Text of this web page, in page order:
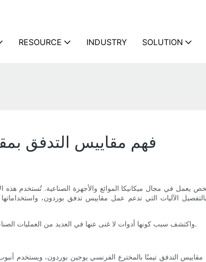
RESOURCE INDUSTRY SOLUTION
فهم مقاييس التدفق
يعمل في مجال ميكانيكا الموائع والأجهزة الصناعية. تُستخدم
الآليات التي تدعم عمل مقاييس تدفق بوردون،
واصل القراءة لتتعرف على العلم وراء مقاييس التدفق من نوع Bourdon واكتشف سبب كونها أدوات لا غنى عنها في العديد من العمليات الصناعية.
التدفق تيمنًا بالمخترع الفرنسي يوجين بوردون، ويستخدم